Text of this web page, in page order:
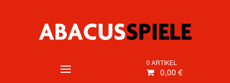
0 ARTIKEL
0,00 €